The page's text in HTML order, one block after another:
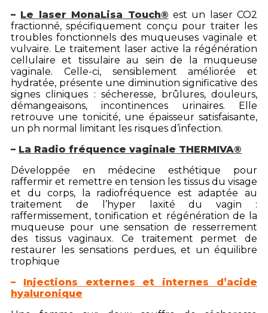
– Le laser MonaLisa Touch® est un laser CO2
fractionné, spécifiquement conçu pour traiter les
troubles fonctionnels des muqueuses vaginale et
vulvaire. Le traitement laser active la régénération
cellulaire et tissulaire au sein de la muqueuse
vaginale. Celle-ci, sensiblement améliorée et
hydratée, présente une diminution significative des
signes cliniques : sécheresse, brûlures, douleurs,
démangeaisons, incontinences urinaires. Elle
retrouve une tonicité, une épaisseur satisfaisante,
un ph normal limitant les risques d’infection.
– La Radio fréquence vaginale THERMIVA®
Développée en médecine esthétique pour
raffermir et remettre en tension les tissus du visage
et du corps, la radiofréquence est adaptée au
traitement de l’hyper laxité du vagin :
raffermissement, tonification et régénération de la
muqueuse pour une sensation de resserrement
des tissus vaginaux. Ce traitement permet de
restaurer les sensations perdues, et un équilibre
trophique
– Injections externes et internes d’acide
hyaluronique